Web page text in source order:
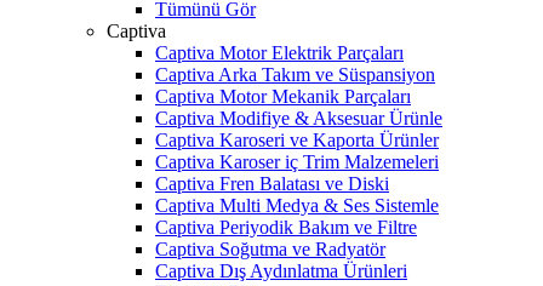
Tümünü Gör
Captiva
Captiva Motor Elektrik Parçaları
Captiva Arka Takım ve Süspansiyon
Captiva Motor Mekanik Parçaları
Captiva Modifiye & Aksesuar Ürünle
Captiva Karoseri ve Kaporta Ürünler
Captiva Karoser iç Trim Malzemeleri
Captiva Fren Balatası ve Diski
Captiva Multi Medya & Ses Sistemle
Captiva Periyodik Bakım ve Filtre
Captiva Soğutma ve Radyatör
Captiva Dış Aydınlatma Ürünleri